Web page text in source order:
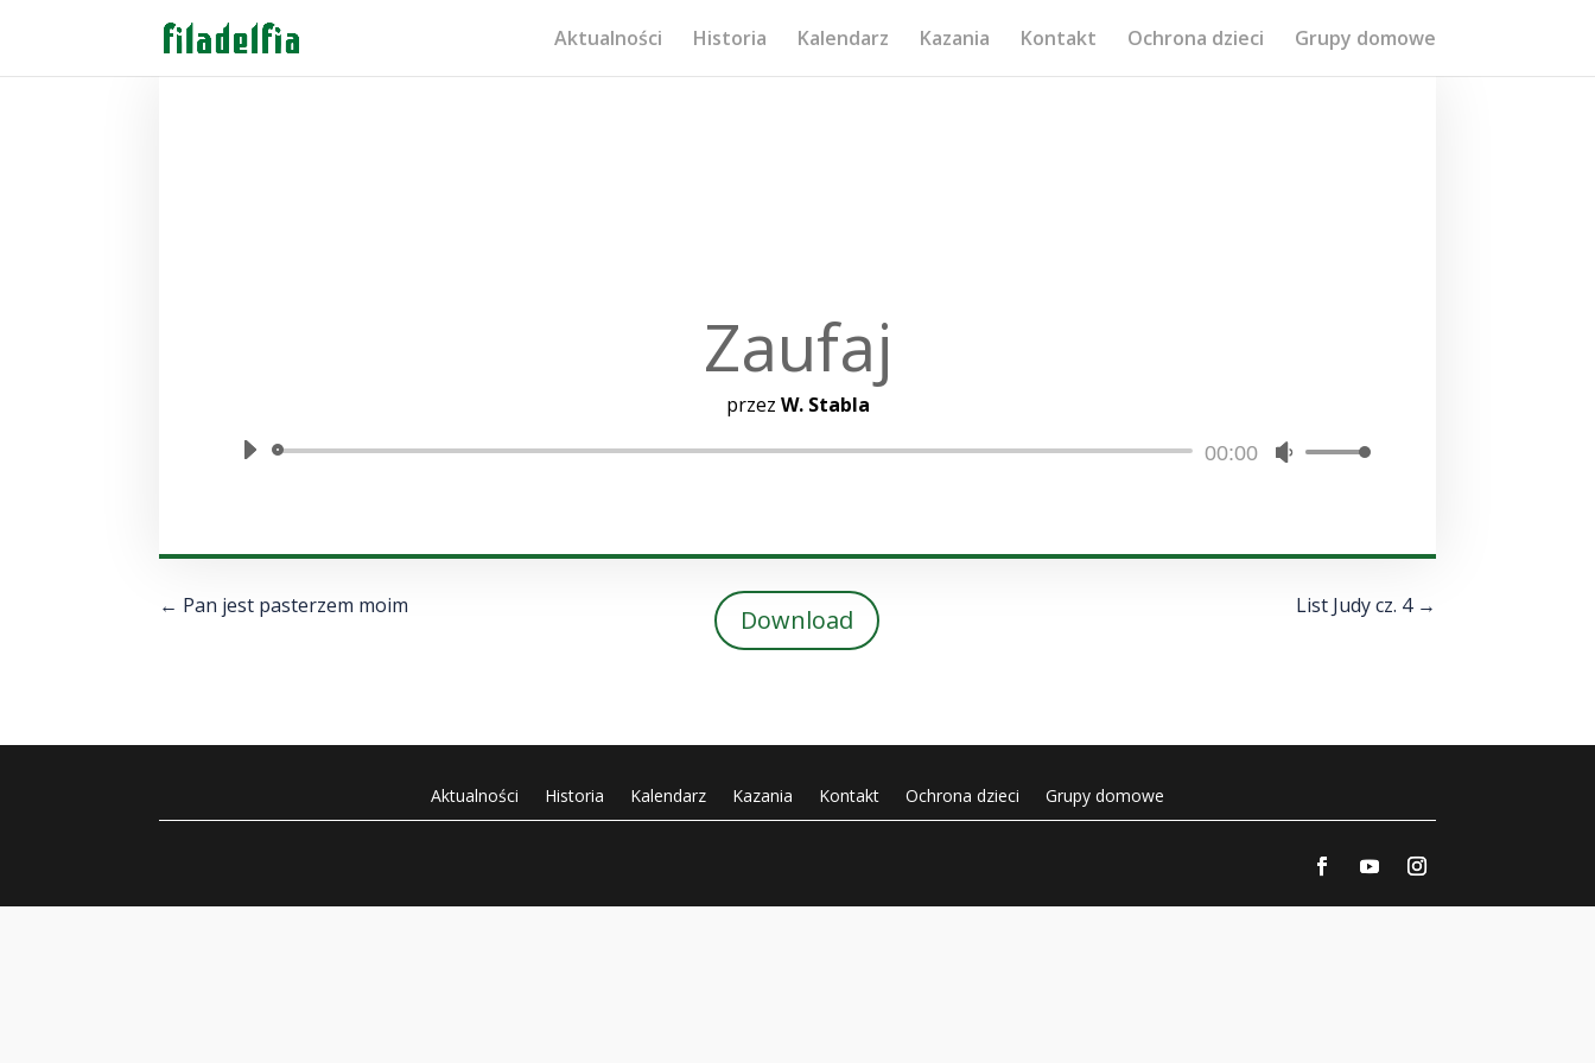
Aktualności Historia Kalendarz Kazania Kontakt Ochrona dzieci Grupy domowe
Zaufaj
przez W. Stabla
Odtwarzacz
00:00
Używaj
aby
zwiększyć
← Pan jest pasterzem moim Download List Judy cz. 4→
Aktualności Historia Kalendarz Kazania Kontakt Ochrona dzieci Grupy domowe